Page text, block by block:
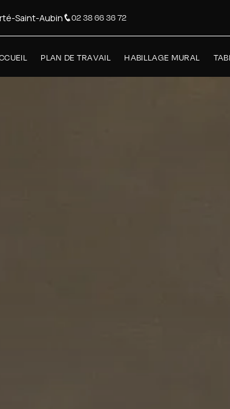
Saint-Aubin 02 38 66 36 72
PLAN DE TRAVAIL HABILLAGE MURAL